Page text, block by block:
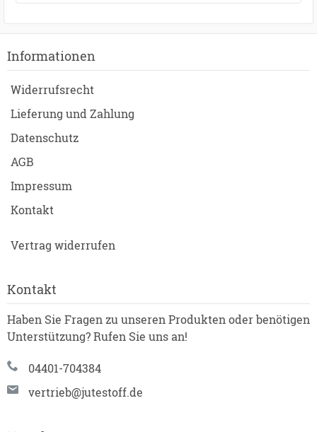
Informationen
Widerrufsrecht
Lieferung und Zahlung
Datenschutz
AGB
Impressum
Kontakt
Vertrag widerrufen
Kontakt
Haben Sie Fragen zu unseren Produkten oder benötigen
Unterstützung? Rufen Sie uns an!
04401-704384
vertrieb@jutestoff.de